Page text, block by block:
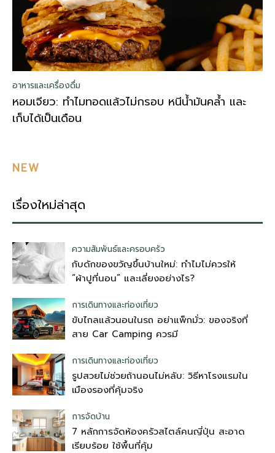
อาหารและเครื่องดื่ม
หอมเจียว: ทำไมทอดแล้วไม่กรอบ หนีน้ำมันคล้ำ และ
เก็บได้เป็นเดือน
NEW
เรื่องใหม่ล่าสุด
ความสัมพันธ์และครอบครัว
กับดักของขวัญขึ้นบ้านใหม่: ทำไมไม่ควรให้
“ผ้าปูที่นอน” และเลี่ยงอย่างไร?
การเดินทางและท่องเที่ยว
ขับไกลแล้วนอนในรถ อย่าแพ็กมั่ว: ของจริงที่
สาย Car Camping ควรมี
การเดินทางและท่องเที่ยว
รูปสวยไม่ช่วยถ้านอนไม่หลับ: วิธีหาโรงแรมใน
เมืองรองที่คุ้มจริง
การจัดบ้าน
7 หลักการจัดห้องครัวสไตล์คนญี่ปุ่น สะอาด
เรียบร้อย ใช้พื้นที่คุ้ม